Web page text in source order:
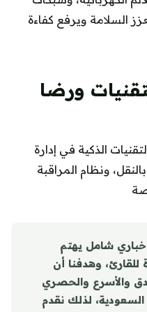
السلامة ويرفع كفاءة
ورضا
الذكية في إدارة
ونظام المراقبة
شامل يهتم
وهدفنا أن
والأسرع والحصري
السعودية، لذلك نقدم